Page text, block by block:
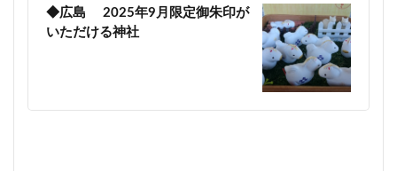
◆広島 2025年9月限定御朱印が
いただける神社